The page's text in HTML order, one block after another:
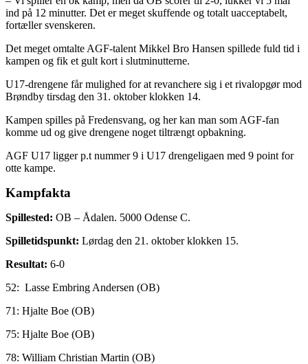
ind på 12 minutter. Det er meget skuffende og totalt uacceptabelt,
fortæller svenskeren.
Det meget omtalte AGF-talent Mikkel Bro Hansen spillede fuld tid i
kampen og fik et gult kort i slutminutterne.
U17-drengene får mulighed for at revanchere sig i et rivalopgør mod
Brøndby tirsdag den 31. oktober klokken 14.
Kampen spilles på Fredensvang, og her kan man som AGF-fan
komme ud og give drengene noget tiltrængt opbakning.
AGF U17 ligger p.t nummer 9 i U17 drengeligaen med 9 point for
otte kampe.
Kampfakta
Spillested: OB – Ådalen. 5000 Odense C.
Spilletidspunkt: Lørdag den 21. oktober klokken 15.
Resultat: 6-0
52: Lasse Embring Andersen (OB)
71: Hjalte Boe (OB)
75: Hjalte Boe (OB)
78: William Christian Martin (OB)